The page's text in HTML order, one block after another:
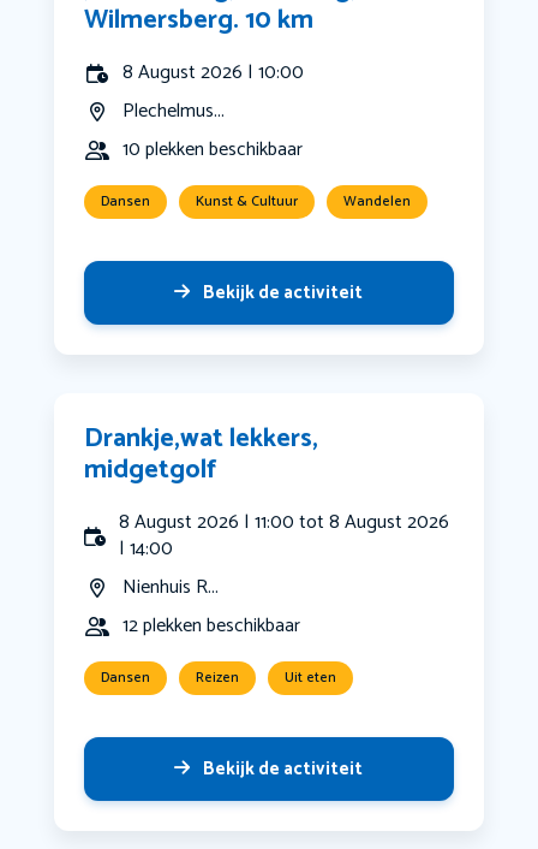
Wilmersberg. 10 km
8 August 2026 | 10:00
Plechelmus...
10 plekken beschikbaar
Dansen Kunst & Cultuur Wandelen
Bekijk de activiteit
Drankje,wat lekkers,
midgetgolf
8 August 2026 | 11:00 tot 8 August 2026
| 14:00
Nienhuis R...
12 plekken beschikbaar
Dansen Reizen Uit eten
Bekijk de activiteit